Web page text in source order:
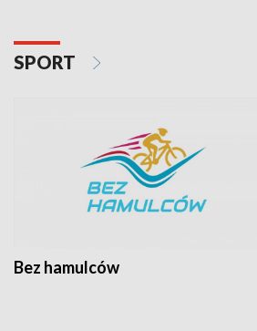
SPORT
Bez hamulców